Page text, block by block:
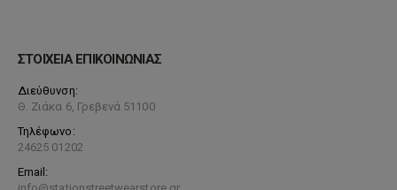
ΣΤΟΙΧΕΙΑ ΕΠΙΚΟΙΝΩΝΙΑΣ
Διεύθυνση:
Θ. Ζιάκα 6, Γρεβενά 51100
Τηλέφωνο:
24625 01202
Email: